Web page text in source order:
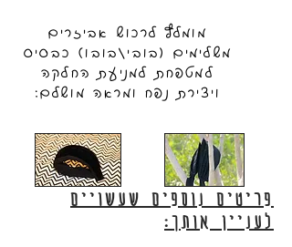
מומלץ לרכוש אביזרים
משלימים (בובי/בובו) כבסיס
למטפחת למניעת החלקה
ויצירת נפח ומראה מושלם:
פריטים נוספים שעשויים
לעניין אותך: